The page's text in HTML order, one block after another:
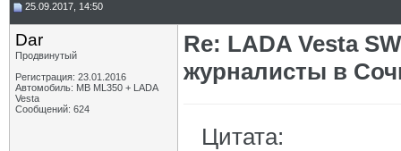
25.09.2017, 14:50
Dar
Продвинутый
Регистрация: 23.01.2016
Автомобиль: MB ML350 + LADA
Vesta
Сообщений: 624
Re: LADA Vesta
журналисты в
Цитата: